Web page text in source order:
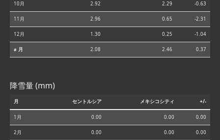
10月 2.92 2.29 -0.63
11月 2.96 0.65 -2.31
12月 1.30 0.25 -1.04
⌀ 月 2.08 2.46 0.37
降雪量 (mm)
月 セントルシア メキシコシティ +/-
1月 0.00 0.00 0.00
2月 0.00 0.00 0.00